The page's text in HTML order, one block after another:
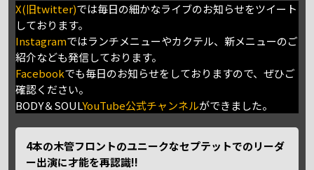
X(旧twitter)では毎日の細かなライブのお知らせをツイート
しております。
Instagramではランチメニューやカクテル、新メニューのご
紹介なども発信しております。
Facebookでも毎日のお知らせをしておりますので、ぜひご
確認ください。
BODY＆SOULYouTube公式チャンネルができました。
4本の木管フロントのユニークなセプテットでのリーダ
ー出演に才能を再認識!!